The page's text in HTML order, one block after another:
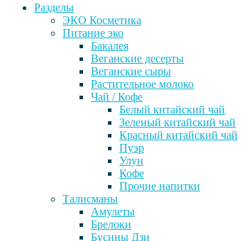
Разделы
ЭКО Косметика
Питание эко
Бакалея
Веганские десерты
Веганские сыры
Растительное молоко
Чай / Кофе
Белый китайский чай
Зеленый китайский чай
Красный китайский чай
Пуэр
Улун
Кофе
Прочие напитки
Талисманы
Амулеты
Брелоки
Бусины Дзи